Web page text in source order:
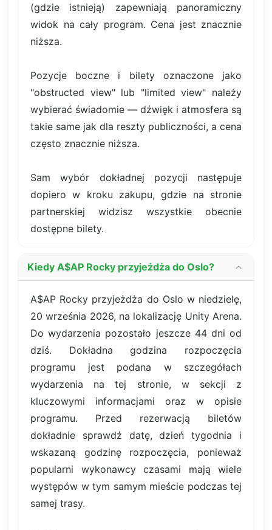
(gdzie istnieją) zapewniają panoramiczny
widok na cały program. Cena jest znacznie
niższa.
Pozycje boczne i bilety oznaczone jako
"obstructed view" lub "limited view" należy
wybierać świadomie — dźwięk i atmosfera są
takie same jak dla reszty publiczności, a cena
często znacznie niższa.
Sam wybór dokładnej pozycji następuje
dopiero w kroku zakupu, gdzie na stronie
partnerskiej widzisz wszystkie obecnie
dostępne bilety.
Kiedy A$AP Rocky przyjeżdża do Oslo?
A$AP Rocky przyjeżdża do Oslo w niedzielę,
20 września 2026, na lokalizację Unity Arena.
Do wydarzenia pozostało jeszcze 44 dni od
dziś. Dokładna godzina rozpoczęcia
programu jest podana w szczegółach
wydarzenia na tej stronie, w sekcji z
kluczowymi informacjami oraz w opisie
programu. Przed rezerwacją biletów
dokładnie sprawdź datę, dzień tygodnia i
wskazaną godzinę rozpoczęcia, ponieważ
popularni wykonawcy czasami mają wiele
występów w tym samym mieście podczas tej
samej trasy.